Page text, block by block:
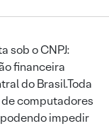
sob o CNPJ:
financeira
do Brasil.Toda
computadores
impedir